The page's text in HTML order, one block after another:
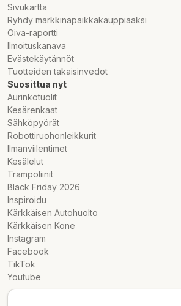
Sivukartta
Ryhdy markkinapaikkakauppiaaksi
Oiva-raportti
Ilmoituskanava
Evästekäytännöt
Tuotteiden takaisinvedot
Suosittua nyt
Aurinkotuolit
Kesärenkaat
Sähköpyörät
Robottiruohonleikkurit
Ilmanviilentimet
Kesälelut
Trampoliinit
Black Friday 2026
Inspiroidu
Kärkkäisen Autohuolto
Kärkkäisen Kone
Instagram
Facebook
TikTok
Youtube